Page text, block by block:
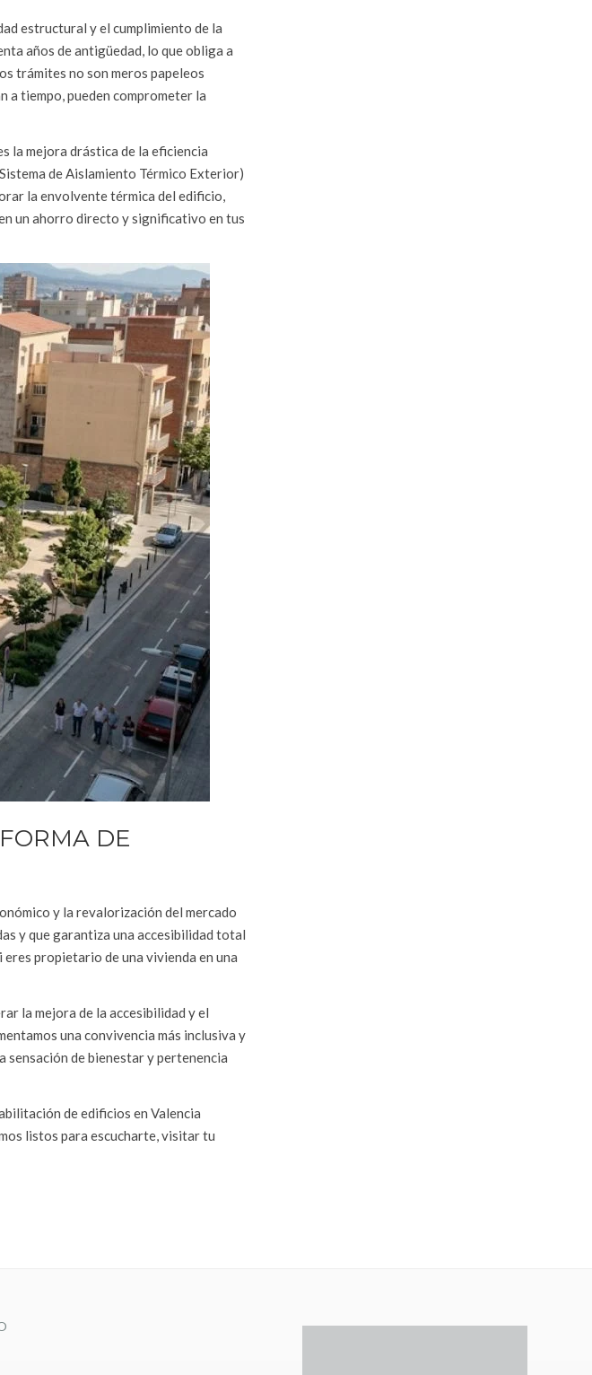
estructural y el cumplimiento de la
años de antigüedad, lo que obliga a
trámites no son meros papeleos
tiempo, pueden comprometer la
la mejora drástica de la eficiencia
de Aislamiento Térmico Exterior)
la envolvente térmica del edificio,
un ahorro directo y significativo en tus
DE
y la revalorización del mercado
y que garantiza una accesibilidad total
eres propietario de una vivienda en una
la mejora de la accesibilidad y el
una convivencia más inclusiva y
sensación de bienestar y pertenencia
de edificios en Valencia
listos para escucharte, visitar tu